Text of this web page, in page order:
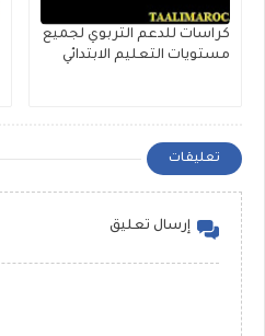
كراسات للدعم التربوي لجميع
مستويات التعليم الابتدائي
تعليقات
إرسال تعليق